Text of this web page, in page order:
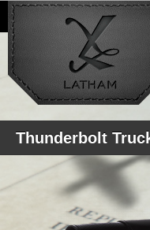
Thunderbolt